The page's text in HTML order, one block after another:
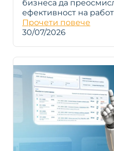
бизнеса да
ефективност на
Прочети повече
30/07/2026